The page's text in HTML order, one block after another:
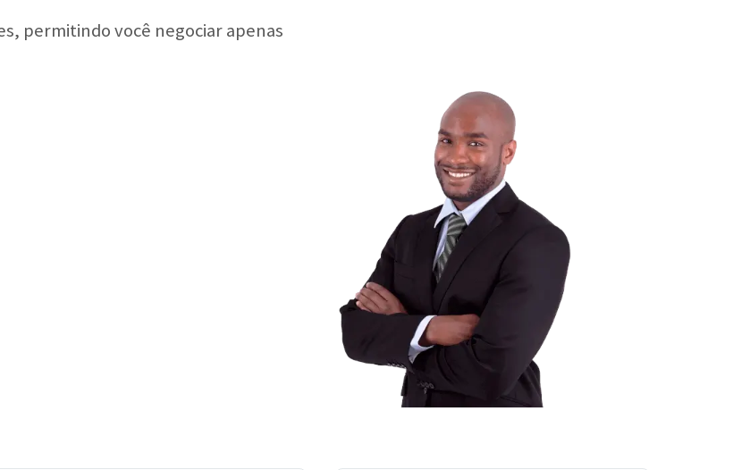
permitindo você negociar apenas